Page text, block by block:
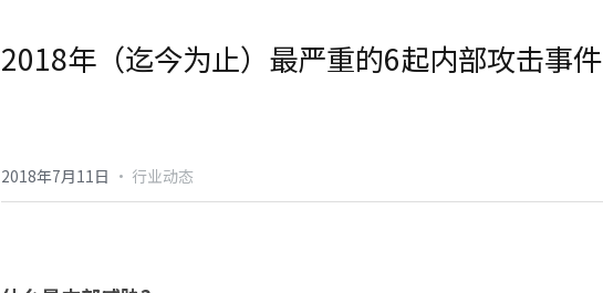
2018年（迄今为止）最严重的6起内部攻击事件
2018年7月11日 · 行业动态